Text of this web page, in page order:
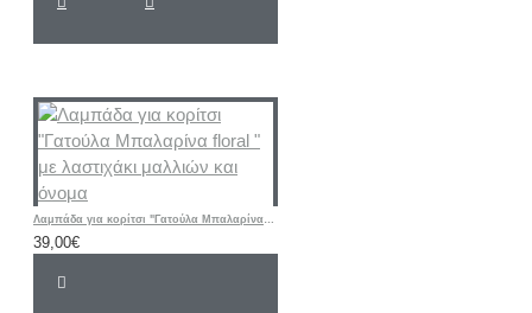
Λαμπάδα για κορίτσι "Γατούλα Μπαλαρίνα floral " με λαστιχάκι μαλλιών και όνομα
39,00€